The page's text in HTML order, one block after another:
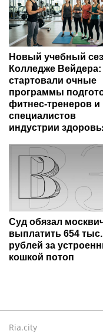
Новый учебный
Колледже Вейдера:
стартовали очные
программы
фитнес-тренеров и
специалистов
индустрии
Суд обязал
выплатить 654 тыс.
рублей за
кошкой потоп
Ria.city